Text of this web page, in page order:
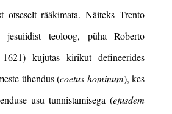
otseselt rääkimata. Näiteks Trento
jesuiidist teoloog, püha Roberto
kujutas kirikut defineerides
ühendus (coetus hominum), kes
usu tunnistamisega (ejusdem